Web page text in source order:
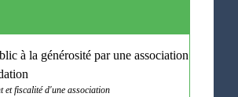
à la générosité par une association
et fiscalité d'une association